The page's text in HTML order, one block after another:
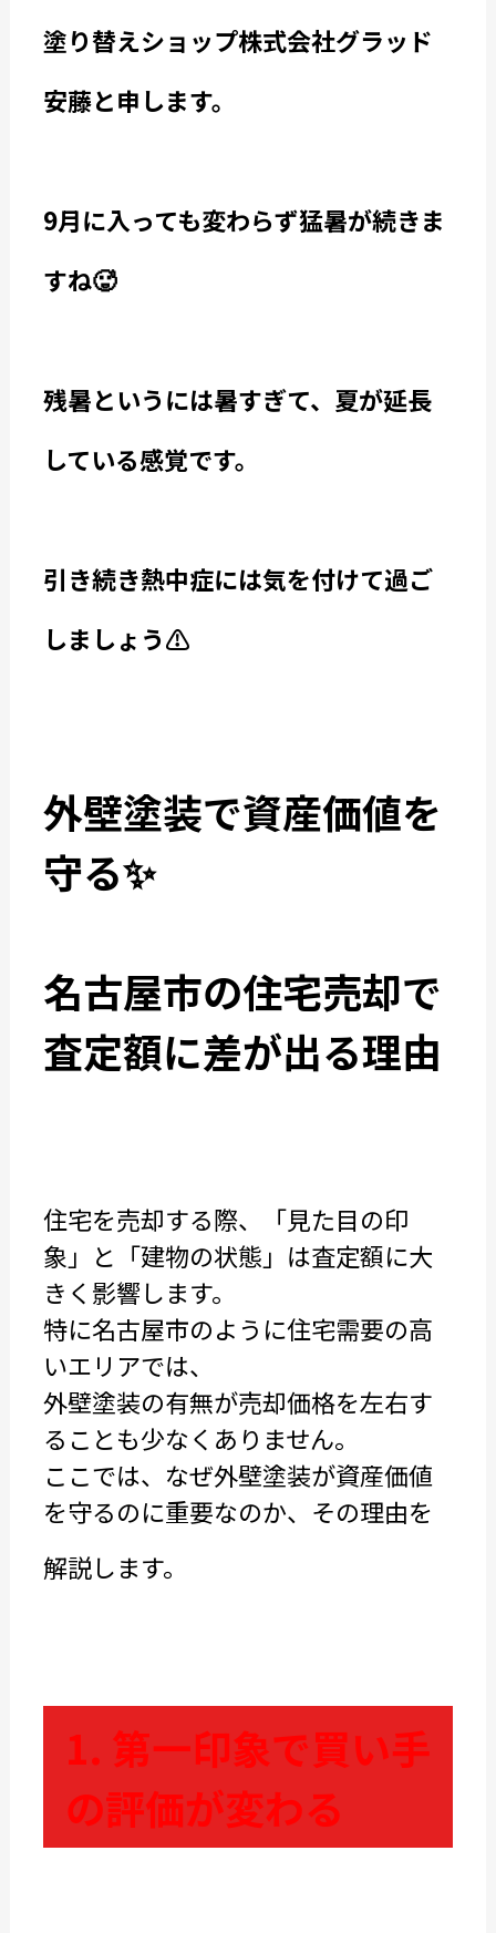
塗り替えショップ株式会社グラッド
安藤と申します。
9月に入っても変わらず猛暑が続きま
すね🥵
残暑というには暑すぎて、夏が延長
している感覚です。
引き続き熱中症には気を付けて過ご
しましょう⚠️
外壁塗装で資産価値を
守る✨
名古屋市の住宅売却で
査定額に差が出る理由
住宅を売却する際、「見た目の印
象」と「建物の状態」は査定額に大
きく影響します。
特に名古屋市のように住宅需要の高
いエリアでは、
外壁塗装の有無が売却価格を左右す
ることも少なくありません。
ここでは、なぜ外壁塗装が資産価値
を守るのに重要なのか、その理由を
解説します。
1. 第一印象で買い手
の評価が変わる